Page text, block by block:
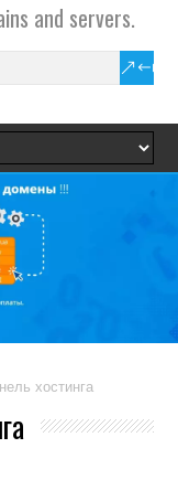
and servers.
хостинга